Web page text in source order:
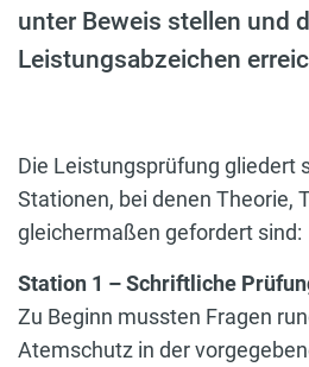
unter Beweis stellen und
Leistungsabzeichen
Die Leistungsprüfung gliedert
Stationen, bei denen Theorie,
gleichermaßen gefordert sind:
Station 1 – Schriftliche
Zu Beginn mussten Fragen
Atemschutz in der